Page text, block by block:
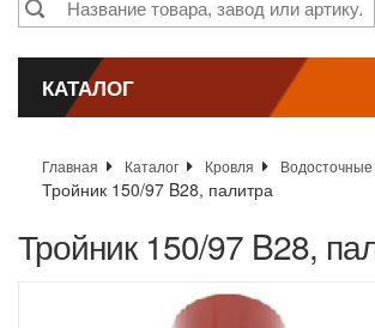
КАТАЛОГ
Главная Каталог Кровля
Тройник 150/97 B28, палитра
Тройник 150/97 B28,